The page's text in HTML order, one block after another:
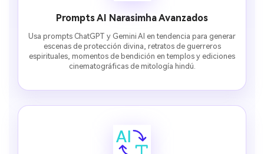
Prompts AI Narasimha Avanzados
Usa prompts ChatGPT y Gemini AI en tendencia para generar
escenas de protección divina, retratos de guerreros
espirituales, momentos de bendición en templos y ediciones
cinematográficas de mitología hindú.